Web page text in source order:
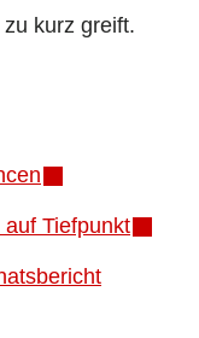
kurz greift.
Tiefpunkt